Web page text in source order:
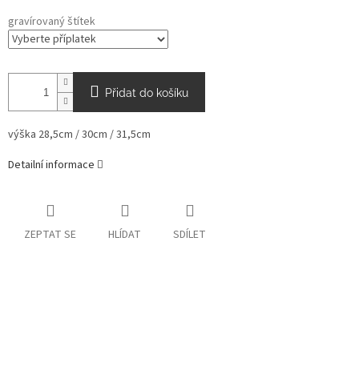
gravírovaný štítek
Přidat do košíku
výška 28,5cm / 30cm / 31,5cm
Detailní informace
ZEPTAT SE HLÍDAT SDÍLET